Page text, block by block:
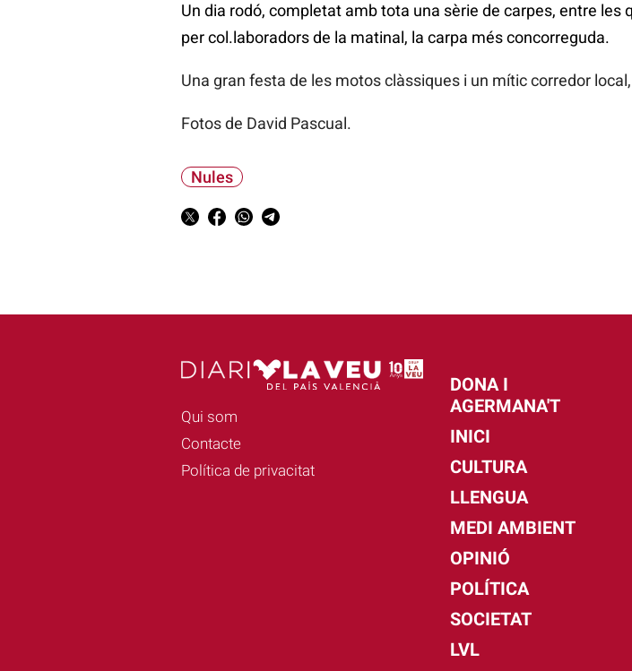
Un dia rodó, completat amb tota una sèrie de carpes, entre
per col.laboradors de la matinal, la carpa més concorreguda.
Una gran festa de les motos clàssiques i un mític corredor
Fotos de David Pascual.
Nules
Qui som
Contacte
Política de privacitat
DONA I
AGERMANA'T
INICI
CULTURA
LLENGUA
MEDI AMBIENT
OPINIÓ
POLÍTICA
SOCIETAT
LVL